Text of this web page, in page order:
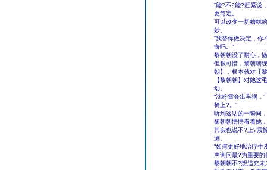
“能?不?能?赶紧说
更笃定。
可以改变一切糟糕
妙。
“我替你做决定，你
悔吗。”
黎朝朝没了耐心，
但很可惜，黎朝朝
朝】，根本就对【
【黎朝朝】对她这
动。
“沈吟雪会出车祸，
椅上?。”
听到这话的一瞬间
黎朝朝愣愣看着她
其实也说不?上?震
测。
“如何更好地治疗牛
声询问最?为重要的
黎朝朝不?想追究